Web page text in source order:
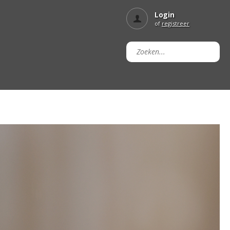
Login
of registreer